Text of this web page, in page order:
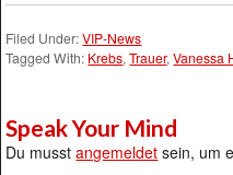
Filed Under:VIP-News
Tagged With: Krebs,Trauer,Vanessa
Speak Your Mind
Du musstangemeldet sein, um